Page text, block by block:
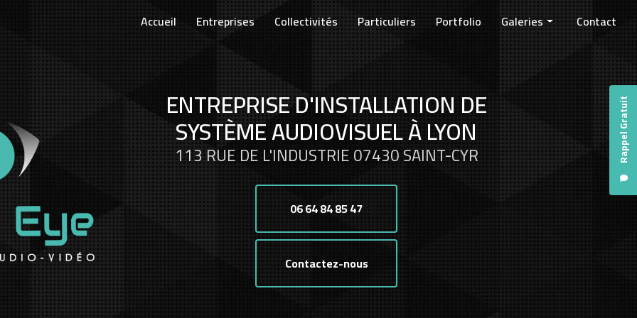
Rappel Gratuit
Accueil Entreprises Collectivités Particuliers Portfolio Galeries
Entreprises
Collectivités
Particuliers
Contact
ENTREPRISE D'INSTALLATION DE
SYSTÈME AUDIOVISUEL À LYON
113 RUE DE L'INDUSTRIE 07430 SAINT-CYR
06 64 84 85 47
Contactez-nous